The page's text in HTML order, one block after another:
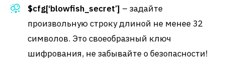
$cfg[‘blowfish_secret’] – задайте
произвольную строку длиной не менее 32
символов. Это своеобразный ключ
шифрования, не забывайте о безопасности!